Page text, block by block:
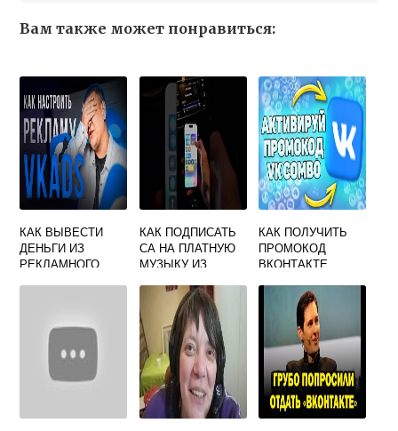
Вам также может понравиться:
КАК ВЫВЕСТИ
ДЕНЬГИ ИЗ
РЕКЛАМНОГО
КАК ПОДПИСАТЬ
СА НА ПЛАТНУЮ
МУЗЫКУ ИЗ
ЗАЧЕМ ЭТО
НУЖНО
КАК ПОЛУЧИТЬ
ПРОМОКОД
ВКОНТАКТЕ